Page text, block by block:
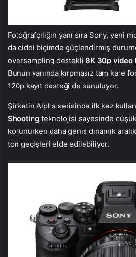
Fotoğrafçılığın yanı sıra Sony, yeni
da ciddi biçimde güçlendirmiş
oversampling destekli 8K 30p video
Bunun yanında kırpmasız tam kare
120p kayıt desteği de sunuluyor.
Şirketin Alpha serisinde ilk kez
Shooting teknolojisi sayesinde
korunurken daha geniş dinamik
ton geçişleri elde edilebiliyor.